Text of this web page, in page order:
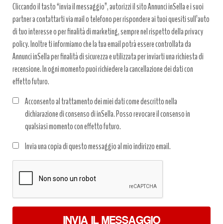
Cliccando il tasto “invia il messaggio”, autorizzi il sito Annunci inSella e i suoi
partner a contattarti via mail o telefono per rispondere ai tuoi quesiti sull’auto
di tuo interesse o per finalità di marketing, sempre nel rispetto della privacy
policy. Inoltre ti informiamo che la tua email potrà essere controllata da
Annunci inSella per finalità di sicurezza e utilizzata per inviarti una richiesta di
recensione. In ogni momento puoi richiedere la cancellazione dei dati con
effetto futuro.
Acconsento al trattamento dei miei dati come descritto nella
dichiarazione di consenso di inSella. Posso revocare il consenso in
qualsiasi momento con effetto futuro.
dati
*
Invia una copia di questo messaggio al mio indirizzo email.
INVIA IL MESSAGGIO